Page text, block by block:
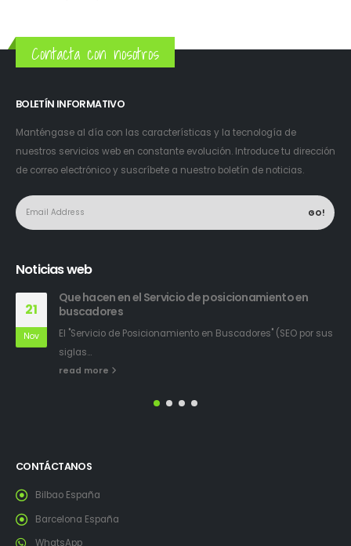
Contacta con nosotros
BOLETÍN INFORMATIVO
Manténgase al día con las características y la tecnología de
nuestros servicios web en constante evolución. Introduce tu dirección
de correo electrónico y suscríbete a nuestro boletín de noticias.
Noticias web
21
Nov
Que hacen en el Servicio de posicionamiento en
buscadores
El "Servicio de Posicionamiento en Buscadores" (SEO por sus
siglas...
read more
CONTÁCTANOS
Bilbao España
Barcelona España
WhatsApp